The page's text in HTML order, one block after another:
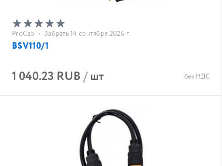
ProCab • Забрать 14 сентября 2026 г.
BSV110/1
1 040.23 RUB/шт без НДС